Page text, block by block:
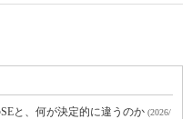
と、何が決定的に違うのか (2026/